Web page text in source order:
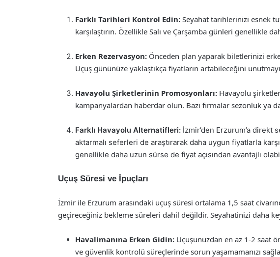
Farklı Tarihleri Kontrol Edin: Seyahat tarihlerinizi esnek
karşılaştırın. Özellikle Salı ve Çarşamba günleri genellikle
Erken Rezervasyon: Önceden plan yaparak biletlerinizi
Uçuş gününüze yaklaştıkça fiyatların artabileceğini
Havayolu Şirketlerinin Promosyonları: Havayolu
kampanyalardan haberdar olun. Bazı firmalar sezonluk ya
Farklı Havayolu Alternatifleri: İzmir’den Erzurum’a direkt
aktarmalı seferleri de araştırarak daha uygun fiyatlarla
genellikle daha uzun sürse de fiyat açısından avantajlı
Uçuş Süresi ve İpuçları
İzmir ile Erzurum arasındaki uçuş süresi ortalama 1,5 saat
geçireceğiniz bekleme süreleri dahil değildir. Seyahatinizi daha
Havalimanına Erken Gidin: Uçuşunuzdan en az 1-2 saat
ve güvenlik kontrolü süreçlerinde sorun yaşamamanızı